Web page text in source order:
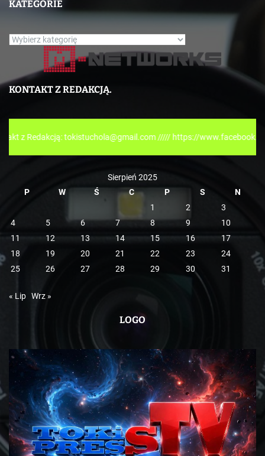
KATEGORIE
K
e
i
e
KONTAKT Z REDAKCJĄ.
tokistuchola@gmail.com ///// https://www.facebook.com/
Sierpień 2025
P
W Ś C P S
N
1
2
3
4
5 6 7 8 9
10
11
12 13 14 15 16
17
18
19 20 21 22 23
24
25
26 27 28 29 30 31
« Lip Wrz »
LOGO